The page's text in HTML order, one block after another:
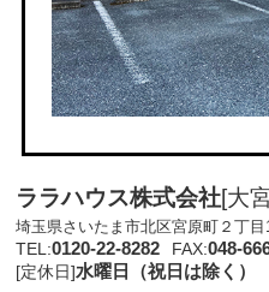
ララハウス株式会社[大
埼玉県さいたま市北区宮原町２丁
TEL:0120-22-8282 FAX:048-
[定休日]水曜日（祝日は除く）